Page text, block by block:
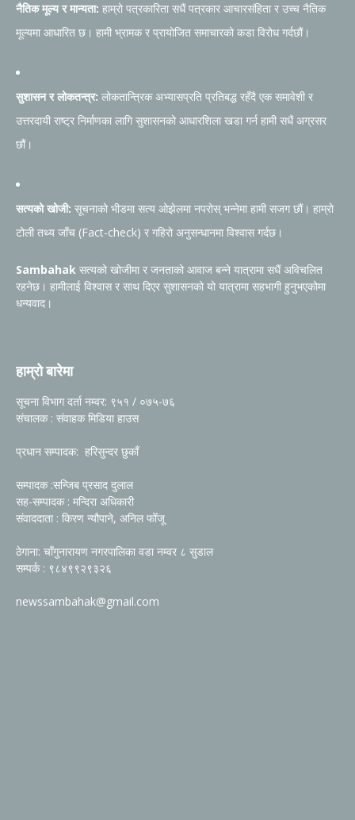
नैतिक मूल्य र मान्यता: हाम्रो पत्रकारिता सधैं पत्रकार आचारसंहिता र उच्च नैतिक
मूल्यमा आधारित छ। हामी भ्रामक र प्रायोजित समाचारको कडा विरोध गर्दछौं।
सुशासन र लोकतन्त्र: लोकतान्त्रिक अभ्यासप्रति प्रतिबद्ध रहँदै एक समावेशी र
उत्तरदायी राष्ट्र निर्माणका लागि सुशासनको आधारशिला खडा गर्न हामी सधैं अग्रसर
छौं।
सत्यको खोजी: सूचनाको भीडमा सत्य ओझेलमा नपरोस् भन्नेमा हामी सजग छौं। हाम्रो
टोली तथ्य जाँच (Fact-check) र गहिरो अनुसन्धानमा विश्वास गर्दछ।
Sambahak सत्यको खोजीमा र जनताको आवाज बन्ने यात्रामा सधैं अविचलित
रहनेछ। हामीलाई विश्वास र साथ दिएर सुशासनको यो यात्रामा सहभागी हुनुभएकोमा
धन्यवाद।
हाम्रो बारेमा
सूचना विभाग दर्ता नम्वर: ९५१ / ०७५-७६
संचालक : संवाहक मिडिया हाउस
प्रधान सम्पादक: हरिसुन्दर छुकाँ
सम्पादक :सन्जिब प्रसाद दुलाल
सह-सम्पादक : मन्दिरा अधिकारी
संवाददाता : किरण न्यौपाने, अनिल फोँजू
ठेगाना: चाँगुनारायण नगरपालिका वडा नम्वर ८ सुडाल
सम्पर्क : ९८४९९२९३२६
newssambahak@gmail.com